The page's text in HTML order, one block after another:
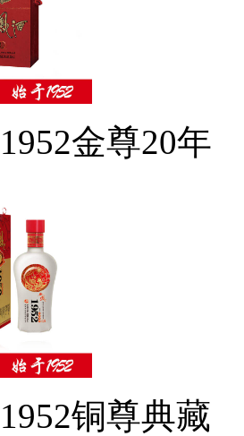
金尊20年
铜尊典藏